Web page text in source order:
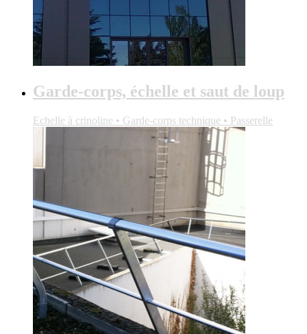
Garde-corps, échelle et saut de loup
Echelle à crinoline • Garde-corps technique • Passerelle